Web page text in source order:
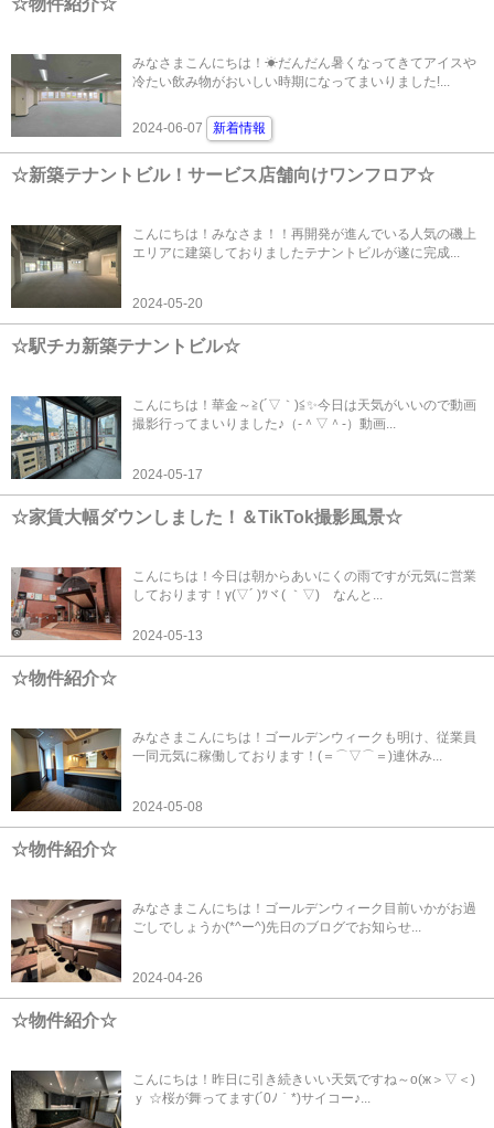
☆物件紹介☆
みなさまこんにちは！☀だんだん暑くなってきてアイスや
冷たい飲み物がおいしい時期になってまいりました!...
2024-06-07 新着情報
☆新築テナントビル！サービス店舗向けワンフロア☆
こんにちは！みなさま！！再開発が進んでいる人気の磯上
エリアに建築しておりましたテナントビルが遂に完成...
2024-05-20
☆駅チカ新築テナントビル☆
こんにちは！華金～≧(´▽｀)≦✨今日は天気がいいので動画
撮影行ってまいりました♪（‐＾▽＾‐）動画...
2024-05-17
☆家賃大幅ダウンしました！＆TikTok撮影風景☆
こんにちは！今日は朝からあいにくの雨ですが元気に営業
しております！γ(▽´ )ﾂヾ( ｀▽)ゞなんと...
2024-05-13
☆物件紹介☆
みなさまこんにちは！ゴールデンウィークも明け、従業員
一同元気に稼働しております！(＝⌒▽⌒＝)連休み...
2024-05-08
☆物件紹介☆
みなさまこんにちは！ゴールデンウィーク目前いかがお過
ごしでしょうか(*^ー^)先日のブログでお知らせ...
2024-04-26
☆物件紹介☆
こんにちは！昨日に引き続きいい天気ですね～о(ж＞▽＜)
ｙ ☆桜が舞ってます(´0ﾉ｀*)サイコー♪...